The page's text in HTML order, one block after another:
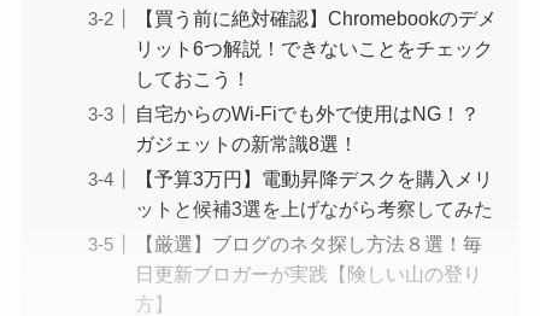
【買う前に絶対確認】Chromebookのデメ
リット6つ解説！できないことをチェック
しておこう！
自宅からのWi-Fiでも外で使用はNG！？
ガジェットの新常識8選！
【予算3万円】電動昇降デスクを購入メリ
ットと候補3選を上げながら考察してみた
【厳選】ブログのネタ探し方法８選！毎
日更新ブロガーが実践【険しい山の登り
方】